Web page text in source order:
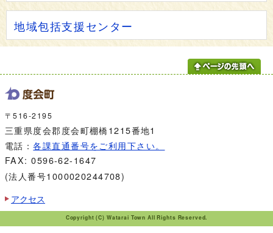
地域包括支援センター
〒516-2195
三重県度会郡度会町棚橋1215番地1
電話：各課直通番号をご利用下さい。
FAX: 0596-62-1647
(法人番号1000020244708)
アクセス
Copyright (C) Watarai Town All Rights Reserved.